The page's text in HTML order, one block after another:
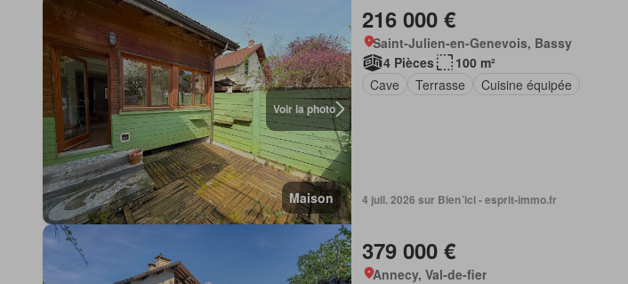
Voir la photo
Maison
216 000 €
Saint-Julien-en-Genevois, Bassy
4 Pièces
100 m²
Cave
Terrasse Cuisine équipée
4 juil. 2026 sur Bien´ici - esprit-immo.fr
379 000 €
Annecy, Val-de-fier